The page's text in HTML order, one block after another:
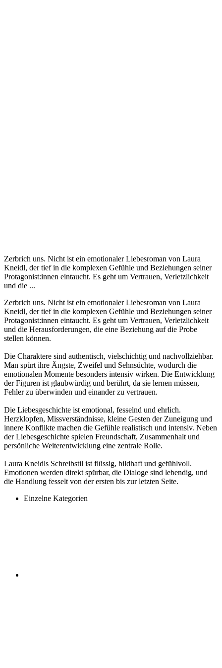
Zerbrich uns. Nicht ist ein emotionaler Liebesroman von Laura
Kneidl, der tief in die komplexen Gefühle und Beziehungen seiner
Protagonist:innen eintaucht. Es geht um Vertrauen, Verletzlichkeit
und die ...
Zerbrich uns. Nicht ist ein emotionaler Liebesroman von Laura
Kneidl, der tief in die komplexen Gefühle und Beziehungen seiner
Protagonist:innen eintaucht. Es geht um Vertrauen, Verletzlichkeit
und die Herausforderungen, die eine Beziehung auf die Probe
stellen können.
Die Charaktere sind authentisch, vielschichtig und nachvollziehbar.
Man spürt ihre Ängste, Zweifel und Sehnsüchte, wodurch die
emotionalen Momente besonders intensiv wirken. Die Entwicklung
der Figuren ist glaubwürdig und berührt, da sie lernen müssen,
Fehler zu überwinden und einander zu vertrauen.
Die Liebesgeschichte ist emotional, fesselnd und ehrlich.
Herzklopfen, Missverständnisse, kleine Gesten der Zuneigung und
innere Konflikte machen die Gefühle realistisch und intensiv. Neben
der Liebesgeschichte spielen Freundschaft, Zusammenhalt und
persönliche Weiterentwicklung eine zentrale Rolle.
Laura Kneidls Schreibstil ist flüssig, bildhaft und gefühlvoll.
Emotionen werden direkt spürbar, die Dialoge sind lebendig, und
die Handlung fesselt von der ersten bis zur letzten Seite.
Einzelne Kategorien